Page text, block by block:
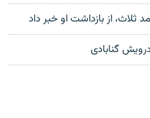
از بازداشت او خبر داد